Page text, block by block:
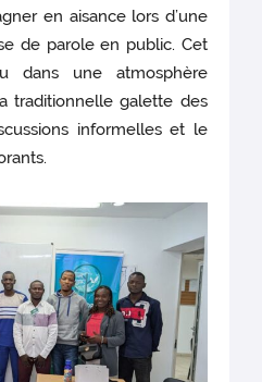
en aisance lors d’une
de parole en public. Cet
dans une atmosphère
traditionnelle galette des
informelles et le